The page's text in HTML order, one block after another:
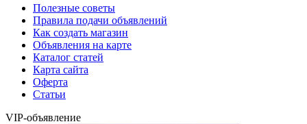
Полезные советы
Правила подачи объявлений
Как создать магазин
Объявления на карте
Каталог статей
Карта сайта
Оферта
Статьи
VIP-объявление